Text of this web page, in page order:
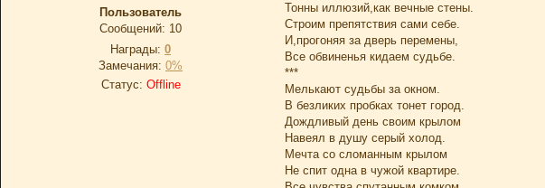
Пользователь
Сообщений: 10
Награды: 0
Замечания: 0%
Статус: Offline
Тонны иллюзий,как вечные стены.
Строим препятствия сами себе.
И,прогоняя за дверь перемены,
Все обвиненья кидаем судьбе.
***
Мелькают судьбы за окном.
В безликих пробках тонет город.
Дождливый день своим крылом
Навеял в душу серый холод.
Мечта со сломанным крылом
Не спит одна в чужой квартире.